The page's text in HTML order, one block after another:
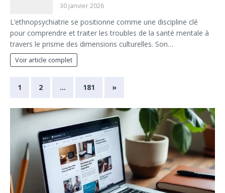
30 janvier 2026
L’ethnopsychiatrie se positionne comme une discipline clé
pour comprendre et traiter les troubles de la santé mentale à
travers le prisme des dimensions culturelles. Son…
Voir article complet
1 2 … 181 »